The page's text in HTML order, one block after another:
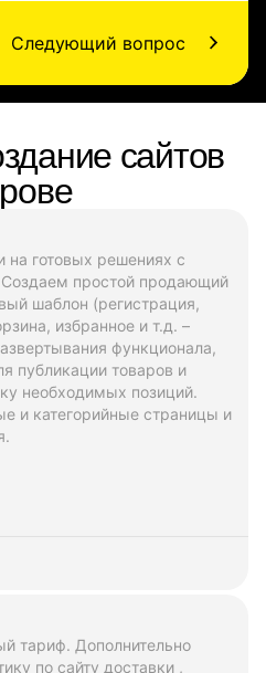
Следующий вопрос
сайтов
на готовых решениях с
простой продающий
шаблон (регистрация,
избранное и т.д. –
функционала,
публикации товаров и
необходимых позиций.
и категорийные страницы и
тариф. Дополнительно
по сайту доставки ,